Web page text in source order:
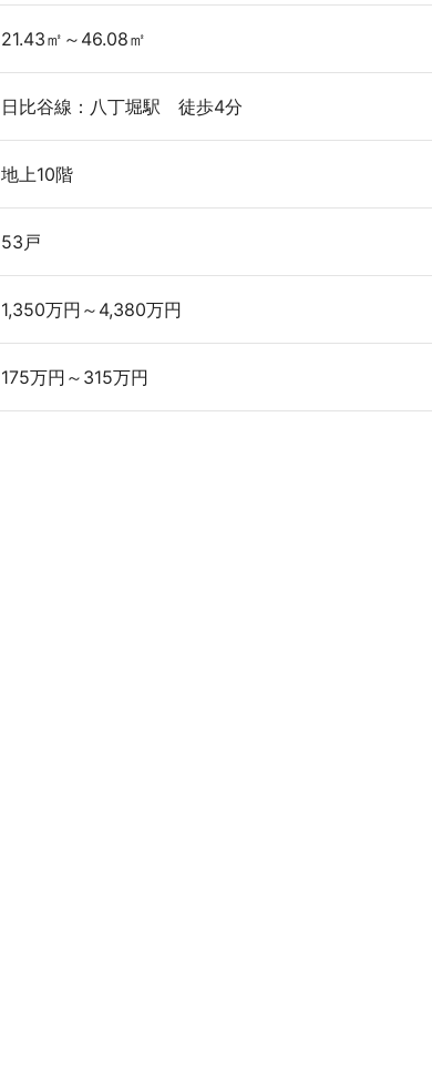
21.43㎡～46.08㎡
日比谷線：八丁堀駅 徒歩4分
地上10階
53戸
1,350万円～4,380万円
175万円～315万円